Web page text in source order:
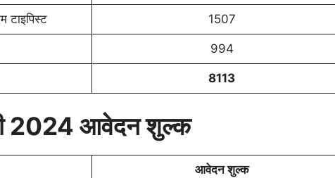
1507
994
8113
2024 आवेदन शुल्क
आवेदन शुल्क